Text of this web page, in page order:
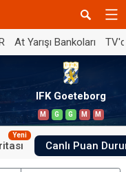
At Yarışı Bankoları
IFK Goeteborg
M G G M M
Yeni
Canlı Puan